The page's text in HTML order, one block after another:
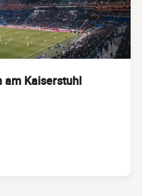
am Kaiserstuhl